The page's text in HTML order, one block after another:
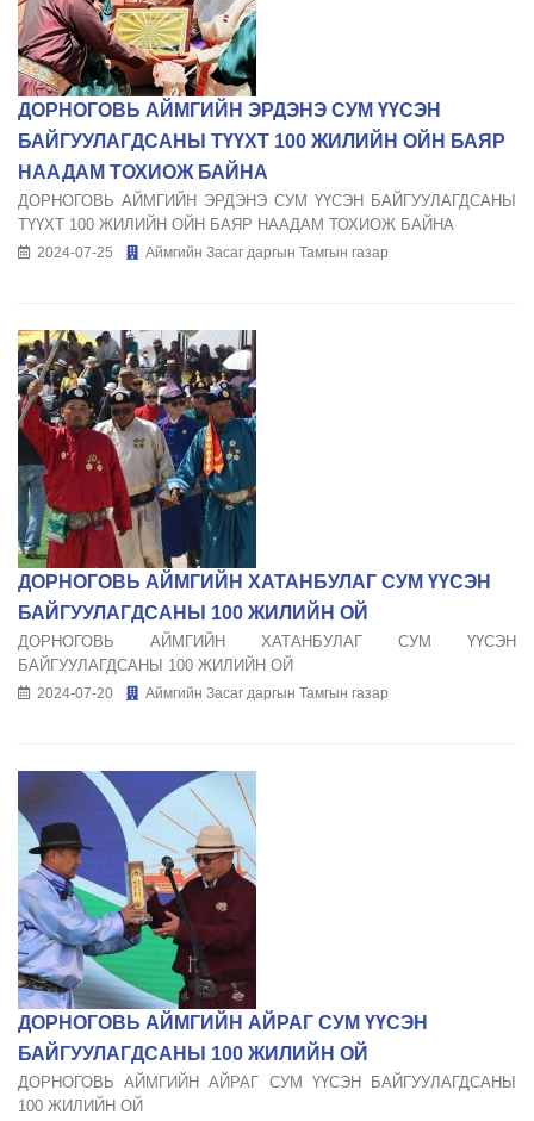
ДОРНОГОВЬ АЙМГИЙН ЭРДЭНЭ СУМ ҮҮСЭН
БАЙГУУЛАГДСАНЫ ТҮҮХТ 100 ЖИЛИЙН ОЙН БАЯР
НААДАМ ТОХИОЖ БАЙНА
ДОРНОГОВЬ АЙМГИЙН ЭРДЭНЭ СУМ ҮҮСЭН БАЙГУУЛАГДСАНЫ
ТҮҮХТ 100 ЖИЛИЙН ОЙН БАЯР НААДАМ ТОХИОЖ БАЙНА
2024-07-25 Аймгийн Засаг даргын Тамгын газар
ДОРНОГОВЬ АЙМГИЙН ХАТАНБУЛАГ СУМ ҮҮСЭН
БАЙГУУЛАГДСАНЫ 100 ЖИЛИЙН ОЙ
ДОРНОГОВЬ АЙМГИЙН ХАТАНБУЛАГ СУМ ҮҮСЭН
БАЙГУУЛАГДСАНЫ 100 ЖИЛИЙН ОЙ
2024-07-20 Аймгийн Засаг даргын Тамгын газар
ДОРНОГОВЬ АЙМГИЙН АЙРАГ СУМ ҮҮСЭН
БАЙГУУЛАГДСАНЫ 100 ЖИЛИЙН ОЙ
ДОРНОГОВЬ АЙМГИЙН АЙРАГ СУМ ҮҮСЭН БАЙГУУЛАГДСАНЫ
100 ЖИЛИЙН ОЙ